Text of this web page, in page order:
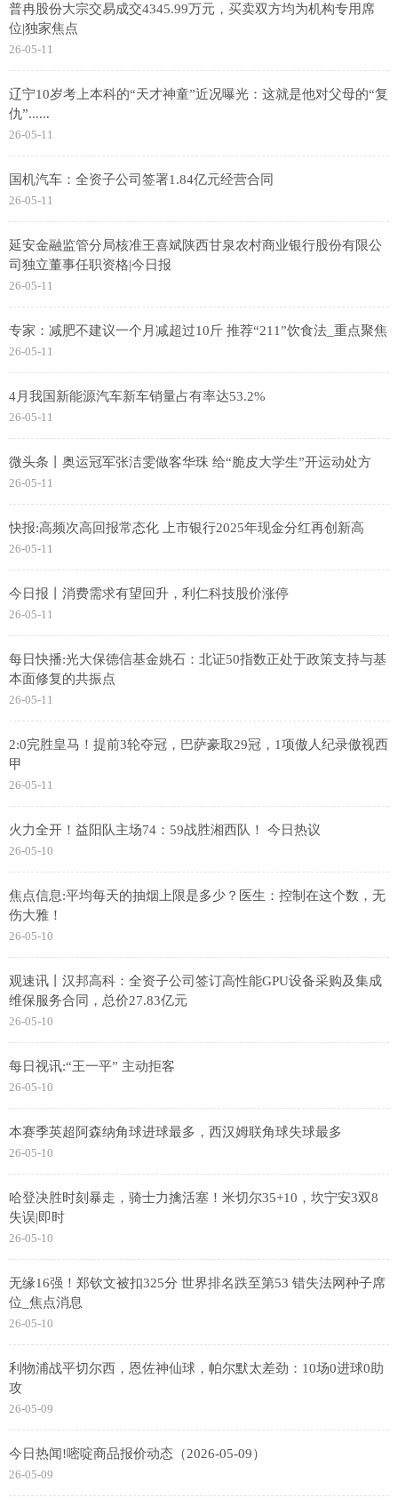
普冉股份大宗交易成交4345.99万元，买卖双方均为机构专用席
位|独家焦点
26-05-11
辽宁10岁考上本科的“天才神童”近况曝光：这就是他对父母的“复
仇”......
26-05-11
国机汽车：全资子公司签署1.84亿元经营合同
26-05-11
延安金融监管分局核准王喜斌陕西甘泉农村商业银行股份有限公
司独立董事任职资格|今日报
26-05-11
专家：减肥不建议一个月减超过10斤 推荐“211”饮食法_重点聚焦
26-05-11
4月我国新能源汽车新车销量占有率达53.2%
26-05-11
微头条丨奥运冠军张洁雯做客华珠 给“脆皮大学生”开运动处方
26-05-11
快报:高频次高回报常态化 上市银行2025年现金分红再创新高
26-05-11
今日报丨消费需求有望回升，利仁科技股价涨停
26-05-11
每日快播:光大保德信基金姚石：北证50指数正处于政策支持与基
本面修复的共振点
26-05-11
2:0完胜皇马！提前3轮夺冠，巴萨豪取29冠，1项傲人纪录傲视西
甲
26-05-11
火力全开！益阳队主场74：59战胜湘西队！ 今日热议
26-05-10
焦点信息:平均每天的抽烟上限是多少？医生：控制在这个数，无
伤大雅！
26-05-10
观速讯丨汉邦高科：全资子公司签订高性能GPU设备采购及集成
维保服务合同，总价27.83亿元
26-05-10
每日视讯:“王一平” 主动拒客
26-05-10
本赛季英超阿森纳角球进球最多，西汉姆联角球失球最多
26-05-10
哈登决胜时刻暴走，骑士力擒活塞！米切尔35+10，坎宁安3双8
失误|即时
26-05-10
无缘16强！郑钦文被扣325分 世界排名跌至第53 错失法网种子席
位_焦点消息
26-05-10
利物浦战平切尔西，恩佐神仙球，帕尔默太差劲：10场0进球0助
攻
26-05-09
今日热闻!嘧啶商品报价动态（2026-05-09）
26-05-09